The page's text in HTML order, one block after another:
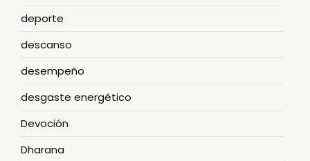
deporte
descanso
desempeño
desgaste energético
Devoción
Dharana